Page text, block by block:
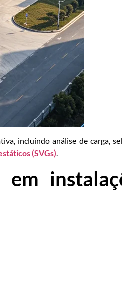
incluindo análise de carga,
(SVGs).